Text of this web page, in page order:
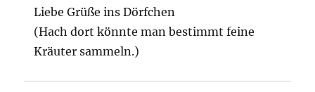
Liebe Grüße ins Dörfchen
(Hach dort könnte man bestimmt feine
Kräuter sammeln.)